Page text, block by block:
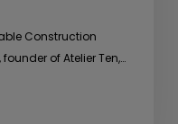
Construction
of Atelier Ten,…